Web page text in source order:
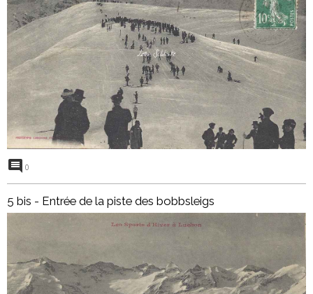
0
5 bis - Entrée de la piste des bobbsleigs